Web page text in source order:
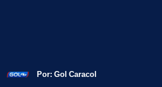
Por: Gol Caracol